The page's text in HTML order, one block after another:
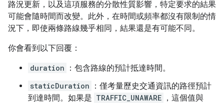
路況更新，以及這項服務的分散性質影響，特定要求的結果
可能會隨時間而改變。此外，在時間或頻率都沒有限制的情
況下，即使兩條路線幾乎相同，結果還是有可能不同。
你會看到以下回覆：
duration
：包含路線的預計抵達時間。
staticDuration
：僅考量歷史交通資訊的路徑預計
到達時間。如果是 TRAFFIC_UNAWARE ，這個值與